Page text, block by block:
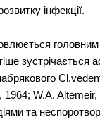
інфекції.
зустрічається
W.A.
та